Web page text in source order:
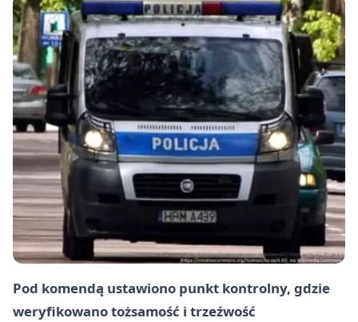
Pod komendą ustawiono punkt kontrolny, gdzie
weryfikowano tożsamość i trzeźwość